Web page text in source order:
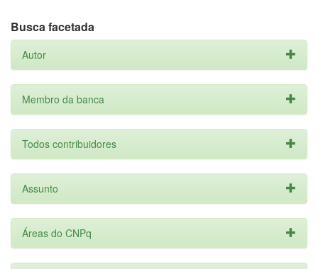
Busca facetada
Autor
Membro da banca
Todos contribuidores
Assunto
Áreas do CNPq